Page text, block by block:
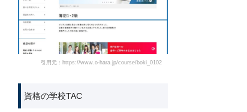
引用元：https://www.o-hara.jp/course/boki_0102
資格の学校TAC